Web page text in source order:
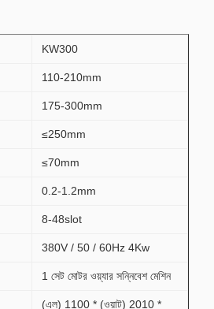
KW300
110-210mm
175-300mm
≤250mm
≤70mm
0.2-1.2mm
8-48slot
380V / 50 / 60Hz 4Kw
1 সেট মোটর ওয়্যার সন্নিবেশ মেশিন
(এল) 1100 * (ওয়াট) 2010 *